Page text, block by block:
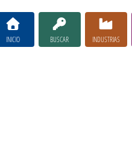
INICIO BUSCAR INDUSTRIAS